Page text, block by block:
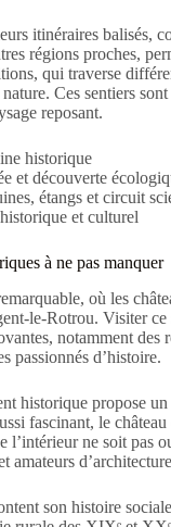
itinéraires balisés,
régions proches,
qui traverse
Ces sentiers
reposant.
historique
et découverte
étangs et circuit
et culturel
à ne pas manquer
où les
le-Rotrou. Visiter
notamment
passionnés d’histoire.
historique propose
fascinant, le
ne soit pas
amateurs
son histoire